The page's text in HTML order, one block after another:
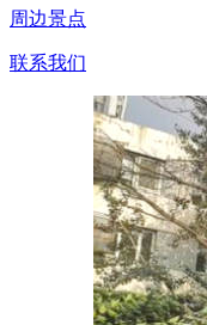
周边景点
联系我们